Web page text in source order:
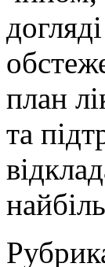
план
та